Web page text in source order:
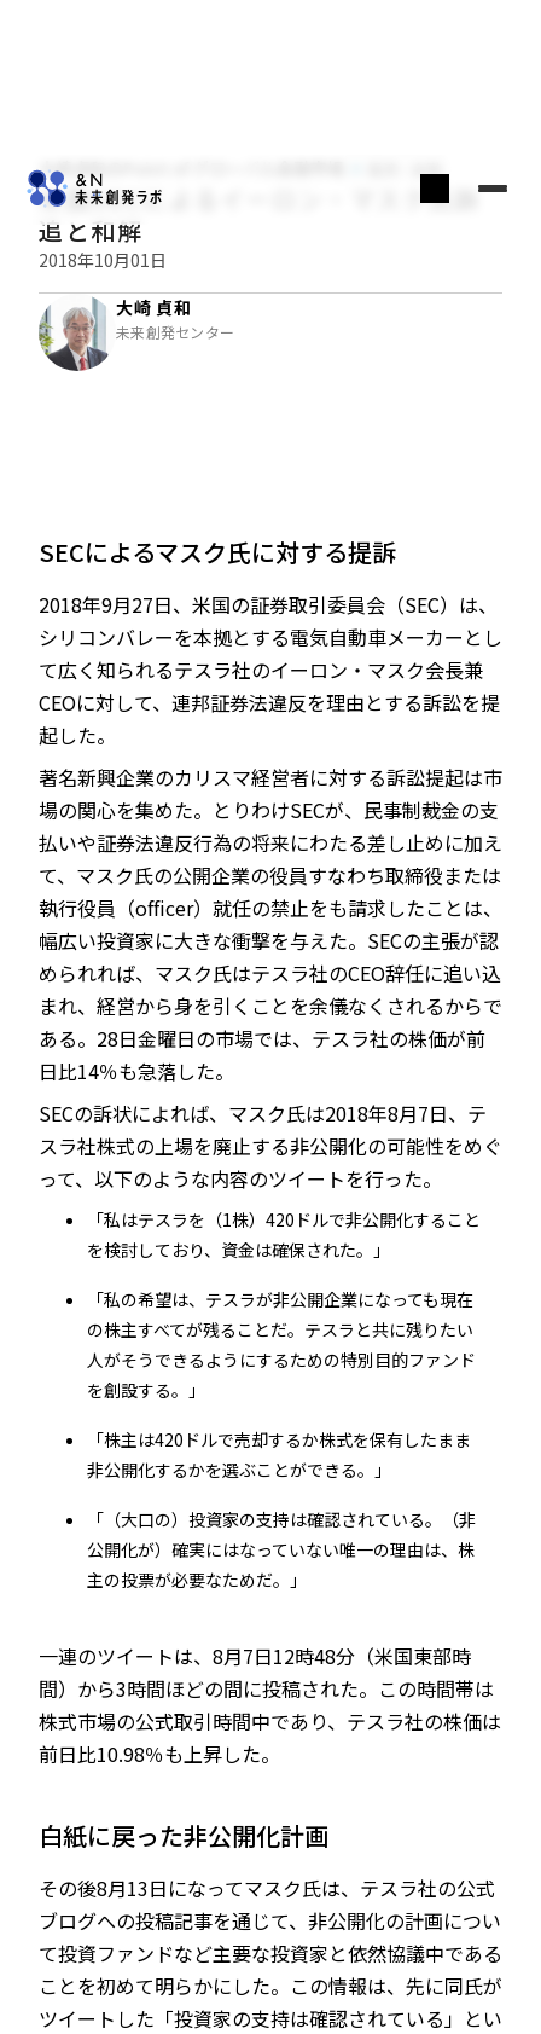
JP EN
大崎貞和のPoint of グローバル金融市場
米国SECによるイーロン・マスク氏訴
追と和解
2018年10月01日
大崎 貞和
未来創発センター
SECによるマスク氏に対する提訴
2018年9月27日、米国の証券取引委員会（SEC）は、
シリコンバレーを本拠とする電気自動車メーカーとし
て広く知られるテスラ社のイーロン・マスク会長兼
CEOに対して、連邦証券法違反を理由とする訴訟を提
起した。
著名新興企業のカリスマ経営者に対する訴訟提起は市
場の関心を集めた。とりわけSECが、民事制裁金の支
払いや証券法違反行為の将来にわたる差し止めに加え
て、マスク氏の公開企業の役員すなわち取締役または
執行役員（officer）就任の禁止をも請求したことは、
幅広い投資家に大きな衝撃を与えた。SECの主張が認
められれば、マスク氏はテスラ社のCEO辞任に追い込
まれ、経営から身を引くことを余儀なくされるからで
ある。28日金曜日の市場では、テスラ社の株価が前
日比14％も急落した。
SECの訴状によれば、マスク氏は2018年8月7日、テ
スラ社株式の上場を廃止する非公開化の可能性をめぐ
って、以下のような内容のツイートを行った。
「私はテスラを（1株）420ドルで非公開化すること
を検討しており、資金は確保された。」
「私の希望は、テスラが非公開企業になっても現在
の株主すべてが残ることだ。テスラと共に残りたい
人がそうできるようにするための特別目的ファンド
を創設する。」
「株主は420ドルで売却するか株式を保有したまま
非公開化するかを選ぶことができる。」
「（大口の）投資家の支持は確認されている。（非
公開化が）確実にはなっていない唯一の理由は、株
主の投票が必要なためだ。」
一連のツイートは、8月7日12時48分（米国東部時
間）から3時間ほどの間に投稿された。この時間帯は
株式市場の公式取引時間中であり、テスラ社の株価は
前日比10.98％も上昇した。
白紙に戻った非公開化計画
その後8月13日になってマスク氏は、テスラ社の公式
ブログへの投稿記事を通じて、非公開化の計画につい
て投資ファンドなど主要な投資家と依然協議中である
ことを初めて明らかにした。この情報は、先に同氏が
ツイートした「投資家の支持は確認されている」とい